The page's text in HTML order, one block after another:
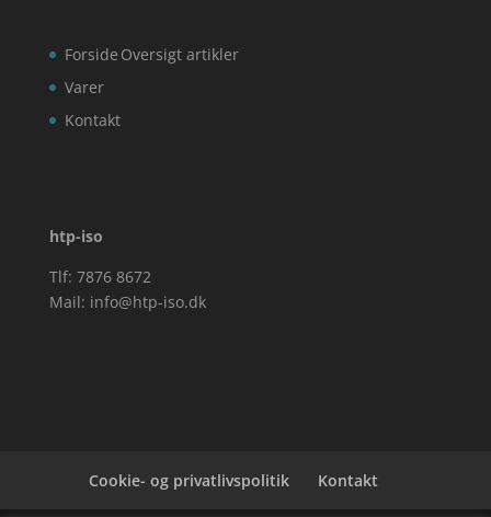
Forside
Varer
Kontakt
Oversigt artikler
htp-iso
Tlf: 7876 8672
Mail: info@htp-iso.dk
Cookie- og privatlivspolitik Kontakt